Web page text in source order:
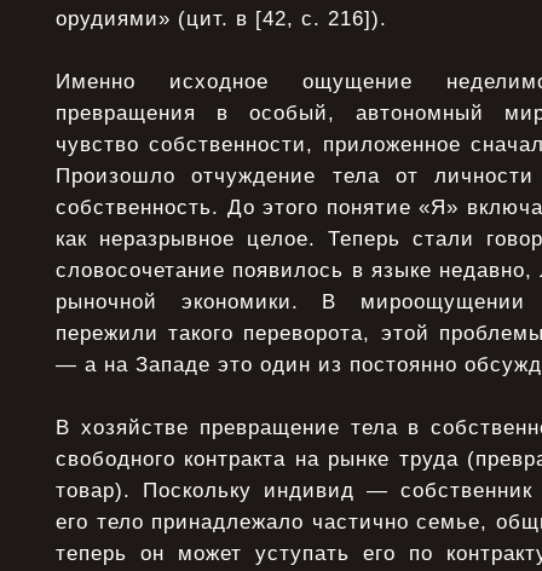
орудиями» (цит. в [42, с. 216]).
Именно исходное ощущение
превращения в особый, автономный
чувство собственности, приложенное
Произошло отчуждение тела от
собственность. До этого понятие «Я»
как неразрывное целое. Теперь стали
словосочетание появилось в языке
рыночной экономики. В мироощущении
пережили такого переворота, этой
— а на Западе это один из постоянно
В хозяйстве превращение тела в
свободного контракта на рынке труда
товар). Поскольку индивид —
его тело принадлежало частично семье,
теперь он может уступать его по